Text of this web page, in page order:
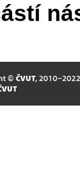
© ČVUT, 2010–2022